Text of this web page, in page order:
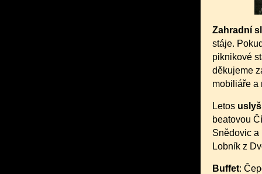
Zahradní
stáje.
piknikové
děkujeme
mobiliáře a
Letos
beatovou
Snědovic a
Lobník z
Buffet: